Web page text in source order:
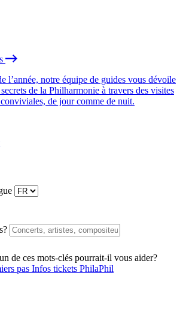
l’année, notre équipe de guides vous dévoile
de la Philharmonie à travers des visites
de jour comme de nuit.
de ces mots-clés pourrait-il vous aider?
pas Infos tickets PhilaPhil